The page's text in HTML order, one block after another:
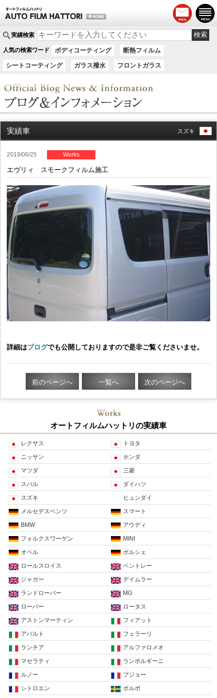
実績検索
人気の検索ワード ボディコーティング 断熱フィルム
シートコーティング ガラス撥水 フロントガラス
実績車 スズキ
2019/06/25 Works
エヴリィ スモークフィルム施工
詳細はブログでも公開しておりますので是非ご覧くださいませ。
前のページへ 一覧へ 次のページへ
オートフィルムハットリの実績車
レクサス
トヨタ
ニッサン
ホンダ
マツダ
三菱
スバル
ダイハツ
スズキ
ヒュンダイ
メルセデスベンツ
スマート
BMW
アウディ
フォルクスワーゲン
MINI
オペル
ポルシェ
ロールスロイス
ベントレー
ジャガー
デイムラー
ランドローバー
MG
ローバー
ロータス
アストンマーティン
フィアット
アバルト
フェラーリ
ランチア
アルファロメオ
マセラティ
ランボルギーニ
ルノー
プジョー
シトロエン
ボルボ